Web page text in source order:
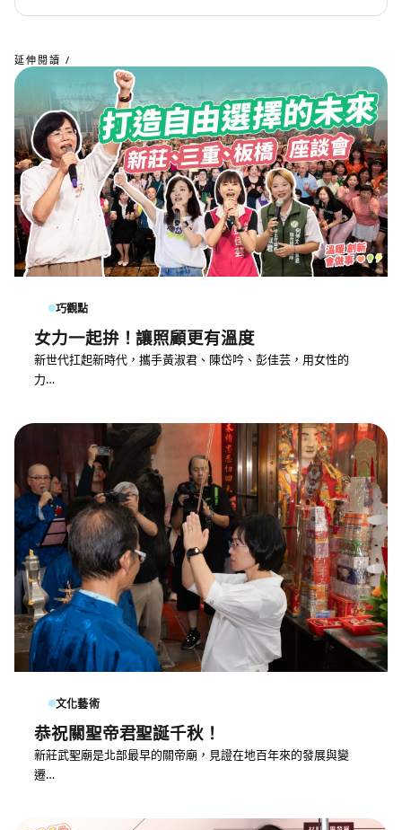
延伸閱讀 /
巧觀點
女力一起拚！讓照顧更有溫度
新世代扛起新時代，攜手黃淑君、陳岱吟、彭佳芸，用女性的
力…
文化藝術
恭祝關聖帝君聖誕千秋！
新莊武聖廟是北部最早的關帝廟，見證在地百年來的發展與變
遷…